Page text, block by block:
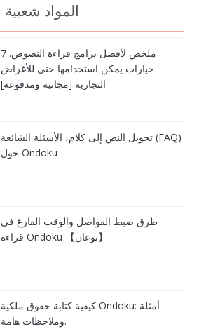
المواد شعبية
ملخص لأفضل برامج قراءة النصوص. 7
خيارات يمكن استخدامها حتى للأغراض
التجارية [مجانية ومدفوعة]
تحويل النص إلى كلام، الأسئلة الشائعة (FAQ)
حول Ondoku
طرق ضبط الفواصل والوقت الفارغ في
قراءة Ondoku 【نوعان】
كيفية كتابة حقوق ملكية Ondoku: أمثلة
وملاحظات هامة.